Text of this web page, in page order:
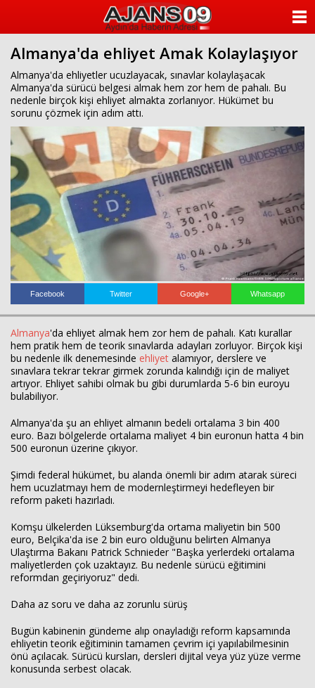
Almanya'da ehliyet Amak Kolaylaşıyor
Almanya'da ehliyetler ucuzlayacak, sınavlar kolaylaşacak
Almanya'da sürücü belgesi almak hem zor hem de pahalı. Bu
nedenle birçok kişi ehliyet almakta zorlanıyor. Hükümet bu
sorunu çözmek için adım attı.
Facebook Twitter Google+ Whatsapp
Almanya'da ehliyet almak hem zor hem de pahalı. Katı kurallar
hem pratik hem de teorik sınavlarda adayları zorluyor. Birçok kişi
bu nedenle ilk denemesinde ehliyet alamıyor, derslere ve
sınavlara tekrar tekrar girmek zorunda kalındığı için de maliyet
artıyor. Ehliyet sahibi olmak bu gibi durumlarda 5-6 bin euroyu
bulabiliyor.
Almanya'da şu an ehliyet almanın bedeli ortalama 3 bin 400
euro. Bazı bölgelerde ortalama maliyet 4 bin euronun hatta 4 bin
500 euronun üzerine çıkıyor.
Şimdi federal hükümet, bu alanda önemli bir adım atarak süreci
hem ucuzlatmayı hem de modernleştirmeyi hedefleyen bir
reform paketi hazırladı.
Komşu ülkelerden Lüksemburg'da ortama maliyetin bin 500
euro, Belçika'da ise 2 bin euro olduğunu belirten Almanya
Ulaştırma Bakanı Patrick Schnieder "Başka yerlerdeki ortalama
maliyetlerden çok uzaktayız. Bu nedenle sürücü eğitimini
reformdan geçiriyoruz" dedi.
Daha az soru ve daha az zorunlu sürüş
Bugün kabinenin gündeme alıp onayladığı reform kapsamında
ehliyetin teorik eğitiminin tamamen çevrim içi yapılabilmesinin
önü açılacak. Sürücü kursları, dersleri dijital veya yüz yüze verme
konusunda serbest olacak.
KATEGORİLER
YAZARLAR
FOTO GALERİ
KÜNYE
İLETİŞİM